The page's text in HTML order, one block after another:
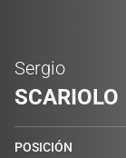
Sergio
SCARIOLO
POSICIÓN